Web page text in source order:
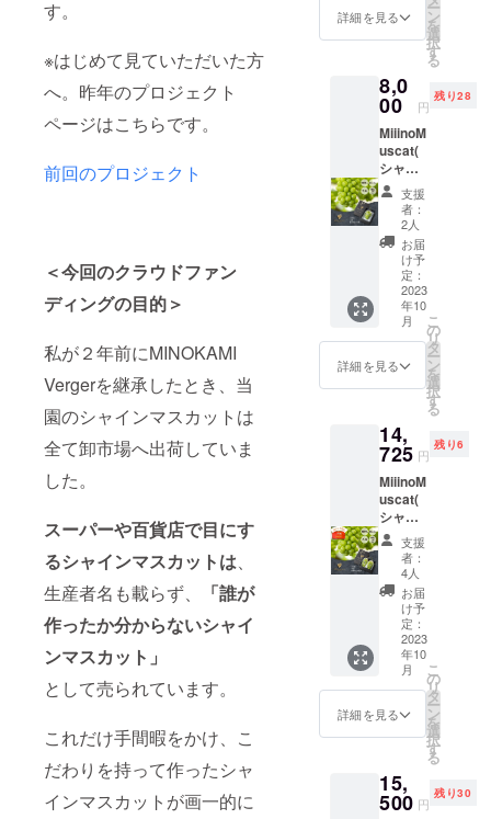
す。
※はじめて見ていただいた方
へ。昨年のプロジェクト
ページはこちらです。
前回のプロジェクト
＜今回のクラウドファン
ディングの目的＞
私が２年前にMINOKAMI
Vergerを継承したとき、当
園のシャインマスカットは
全て卸市場へ出荷していま
した。
スーパーや百貨店で目にす
るシャインマスカットは、
生産者名も載らず、
「誰が
作ったか分からないシャイ
ンマスカット」
として売られています。
これだけ手間暇をかけ、こ
だわりを持って作ったシャ
インマスカットが画一的に
詳細を見る ー
ン
を
選
択
す
る
8,0
00 円
残り28
MiiinoM
uscat(
シャイ
ンマス
カッ
ト)1房
(1房約
800g)
お礼
メール
支援
者：
2人
お届
け予
定：
2023
年10
月
詳細を見る
こ
の
リ
タ
ー
ン
を
選
択
す
る
14,
725 円
残り6
MiiinoM
uscat(
シャイ
ンマス
カッ
ト)2房
(1房約
800g)
お礼
メール
支援
者：
4人
お届
け予
定：
2023
年10
月
詳細を見る
こ
の
リ
タ
ー
ン
を
選
択
す
る
15,
500 円
残り30